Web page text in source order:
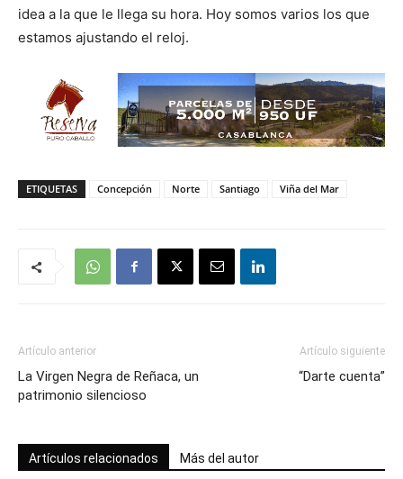
idea a la que le llega su hora. Hoy somos varios los que
estamos ajustando el reloj.
ETIQUETAS Concepción Norte Santiago Viña del Mar
Artículo anterior
La Virgen Negra de Reñaca, un
patrimonio silencioso
Artículo siguiente
“Darte cuenta”
Artículos relacionados Más del autor